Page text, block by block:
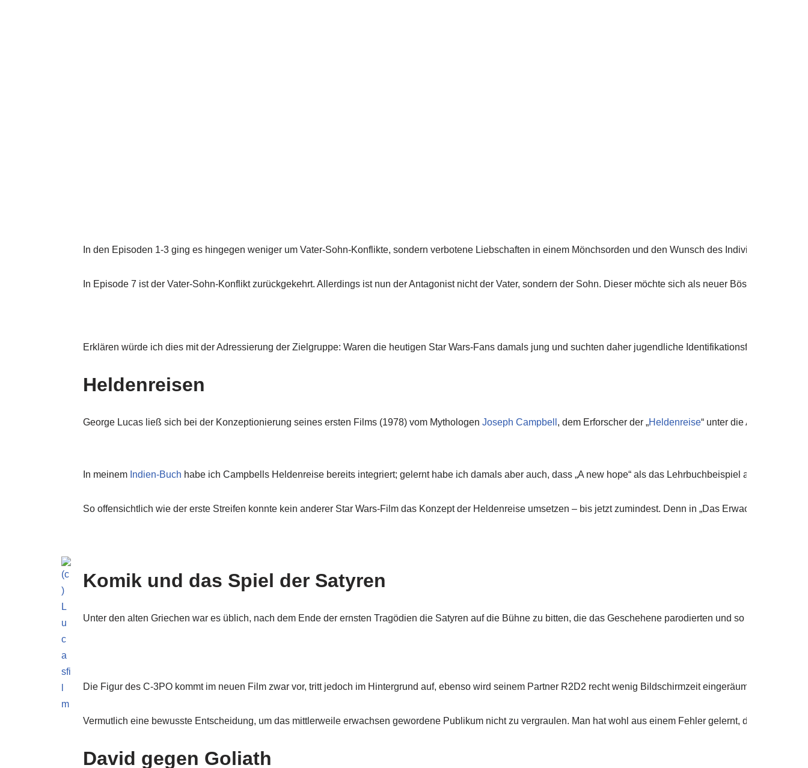
In den Episoden 1-3 ging es hingegen weniger um Vater-Sohn-Konflikte, sondern verbotene Liebschaften in einem Mönchsorden und den Wunsch des Individuums,
In Episode 7 ist der Vater-Sohn-Konflikt zurückgekehrt. Allerdings ist nun der Antagonist nicht der Vater, sondern der Sohn. Dieser möchte sich als neuer Bösewicht
Erklären würde ich dies mit der Adressierung der Zielgruppe: Waren die heutigen Star Wars-Fans damals jung und suchten daher jugendliche Identifikationsfiguren,
Heldenreisen
George Lucas ließ sich bei der Konzeptionierung seines ersten Films (1978) vom Mythologen Joseph Campbell , dem Erforscher der „Heldenreise“ unter die Arme
In meinem Indien-Buch habe ich Campbells Heldenreise bereits integriert; gelernt habe ich damals aber auch, dass „A new hope“ als das Lehrbuchbeispiel aller
So offensichtlich wie der erste Streifen konnte kein anderer Star Wars-Film das Konzept der Heldenreise umsetzen – bis jetzt zumindest. Denn in „Das Erwachen der
Komik und das Spiel der Satyren
Unter den alten Griechen war es üblich, nach dem Ende der ernsten Tragödien die Satyren auf die Bühne zu bitten, die das Geschehene parodierten und so mit ihrem
Die Figur des C-3PO kommt im neuen Film zwar vor, tritt jedoch im Hintergrund auf, ebenso wird seinem Partner R2D2 recht wenig Bildschirmzeit eingeräumt.
Vermutlich eine bewusste Entscheidung, um das mittlerweile erwachsen gewordene Publikum nicht zu vergraulen. Man hat wohl aus einem Fehler gelernt, der den Namen
David gegen Goliath